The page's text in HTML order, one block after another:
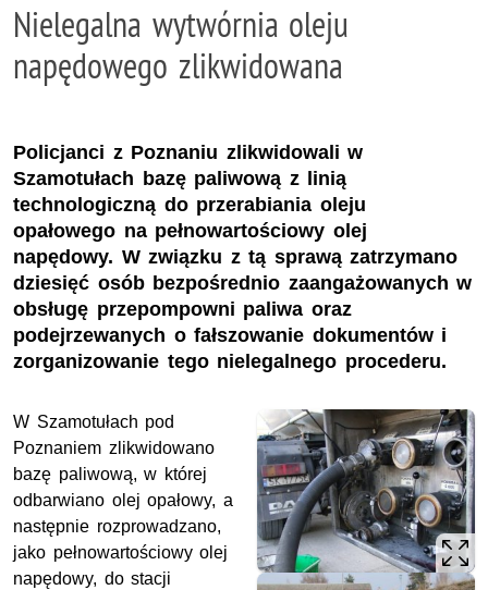
Nielegalna wytwórnia oleju
napędowego zlikwidowana
Policjanci z Poznaniu zlikwidowali w
Szamotułach bazę paliwową z linią
technologiczną do przerabiania oleju
opałowego na pełnowartościowy olej
napędowy. W związku z tą sprawą zatrzymano
dziesięć osób bezpośrednio zaangażowanych w
obsługę przepompowni paliwa oraz
podejrzewanych o fałszowanie dokumentów i
zorganizowanie tego nielegalnego procederu.
W Szamotułach pod
Poznaniem zlikwidowano
bazę paliwową, w której
odbarwiano olej opałowy, a
następnie rozprowadzano,
jako pełnowartościowy olej
napędowy, do stacji